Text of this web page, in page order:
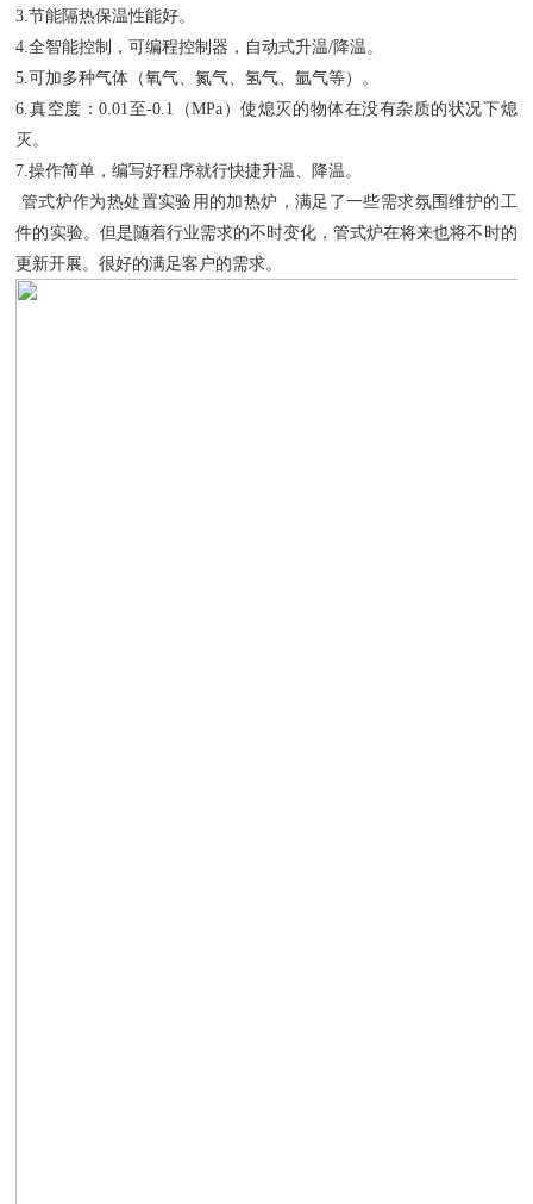
3.节能隔热保温性能好。
4.全智能控制，可编程控制器，自动式升温/降温。
5.可加多种气体（氧气、氮气、氢气、氩气等）。
6.真空度：0.01至-0.1（MPa）使熄灭的物体在没有杂质的状况下熄
灭。
7.操作简单，编写好程序就行快捷升温、降温。
管式炉作为热处置实验用的加热炉，满足了一些需求氛围维护的工
件的实验。但是随着行业需求的不时变化，管式炉在将来也将不时的
更新开展。很好的满足客户的需求。